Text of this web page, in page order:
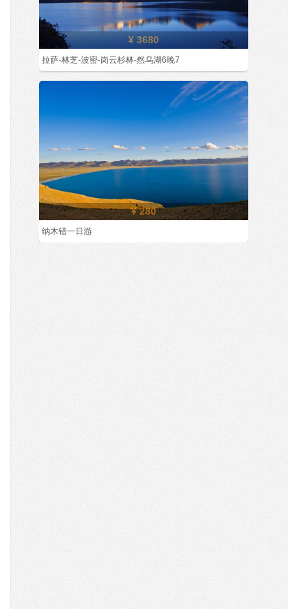
¥ 3680
拉萨-林芝-波密-岗云杉林-然乌湖6晚7
¥ 280
纳木错一日游